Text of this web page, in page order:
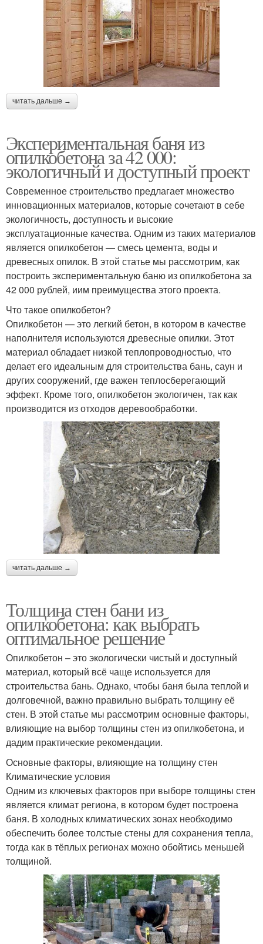
читать дальше →
Экспериментальная баня из
опилкобетона за 42 000:
экологичный и доступный проект
Современное строительство предлагает множество
инновационных материалов, которые сочетают в себе
экологичность, доступность и высокие
эксплуатационные качества. Одним из таких материалов
является опилкобетон — смесь цемента, воды и
древесных опилок. В этой статье мы рассмотрим, как
построить экспериментальную баню из опилкобетона за
42 000 рублей, иим преимущества этого проекта.
Что такое опилкобетон?
Опилкобетон — это легкий бетон, в котором в качестве
наполнителя используются древесные опилки. Этот
материал обладает низкой теплопроводностью, что
делает его идеальным для строительства бань, саун и
других сооружений, где важен теплосберегающий
эффект. Кроме того, опилкобетон экологичен, так как
производится из отходов деревообработки.
читать дальше →
Толщина стен бани из
опилкобетона: как выбрать
оптимальное решение
Опилкобетон – это экологически чистый и доступный
материал, который всё чаще используется для
строительства бань. Однако, чтобы баня была теплой и
долговечной, важно правильно выбрать толщину её
стен. В этой статье мы рассмотрим основные факторы,
влияющие на выбор толщины стен из опилкобетона, и
дадим практические рекомендации.
Основные факторы, влияющие на толщину стен
Климатические условия
Одним из ключевых факторов при выборе толщины стен
является климат региона, в котором будет построена
баня. В холодных климатических зонах необходимо
обеспечить более толстые стены для сохранения тепла,
тогда как в тёплых регионах можно обойтись меньшей
толщиной.